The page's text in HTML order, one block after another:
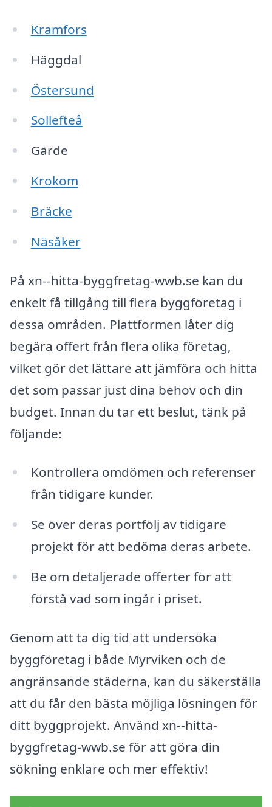
Kramfors
Häggdal
Östersund
Sollefteå
Gärde
Krokom
Bräcke
Näsåker
På xn--hitta-byggfretag-wwb.se kan du
enkelt få tillgång till flera byggföretag i
dessa områden. Plattformen låter dig
begära offert från flera olika företag,
vilket gör det lättare att jämföra och hitta
det som passar just dina behov och din
budget. Innan du tar ett beslut, tänk på
följande:
Kontrollera omdömen och referenser
från tidigare kunder.
Se över deras portfölj av tidigare
projekt för att bedöma deras arbete.
Be om detaljerade offerter för att
förstå vad som ingår i priset.
Genom att ta dig tid att undersöka
byggföretag i både Myrviken och de
angränsande städerna, kan du säkerställa
att du får den bästa möjliga lösningen för
ditt byggprojekt. Använd xn--hitta-
byggfretag-wwb.se för att göra din
sökning enklare och mer effektiv!